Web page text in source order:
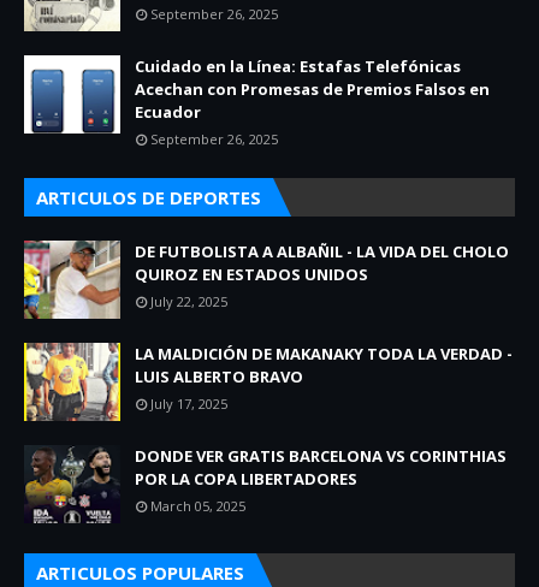
September 26, 2025
Cuidado en la Línea: Estafas Telefónicas
Acechan con Promesas de Premios Falsos en
Ecuador
September 26, 2025
ARTICULOS DE DEPORTES
DE FUTBOLISTA A ALBAÑIL - LA VIDA DEL CHOLO
QUIROZ EN ESTADOS UNIDOS
July 22, 2025
LA MALDICIÓN DE MAKANAKY TODA LA VERDAD -
LUIS ALBERTO BRAVO
July 17, 2025
DONDE VER GRATIS BARCELONA VS CORINTHIAS
POR LA COPA LIBERTADORES
March 05, 2025
ARTICULOS POPULARES